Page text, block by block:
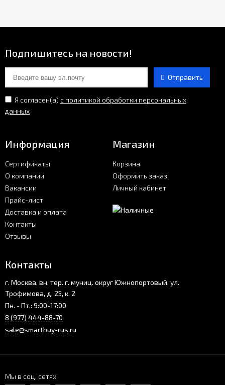
Подпишитесь на новости!
Отправить
Я согласен(a) с политикой обработки персональных
данных
Информация
Сертификаты
О компании
Вакансии
Прайс-лист
Доставка и оплата
Контакты
Отзывы
Магазин
Корзина
Оформить заказ
Личный кабинет
Контакты
г. Москва, вн. тер. г. муниц. округ Южнопортовый, ул.
Трофимова, д. 25, к. 2
Пн. - Пт.: 9:00-17:00
8 (977) 444-88-70
sale@smartbuy-rus.ru
Мы в соц. сетях